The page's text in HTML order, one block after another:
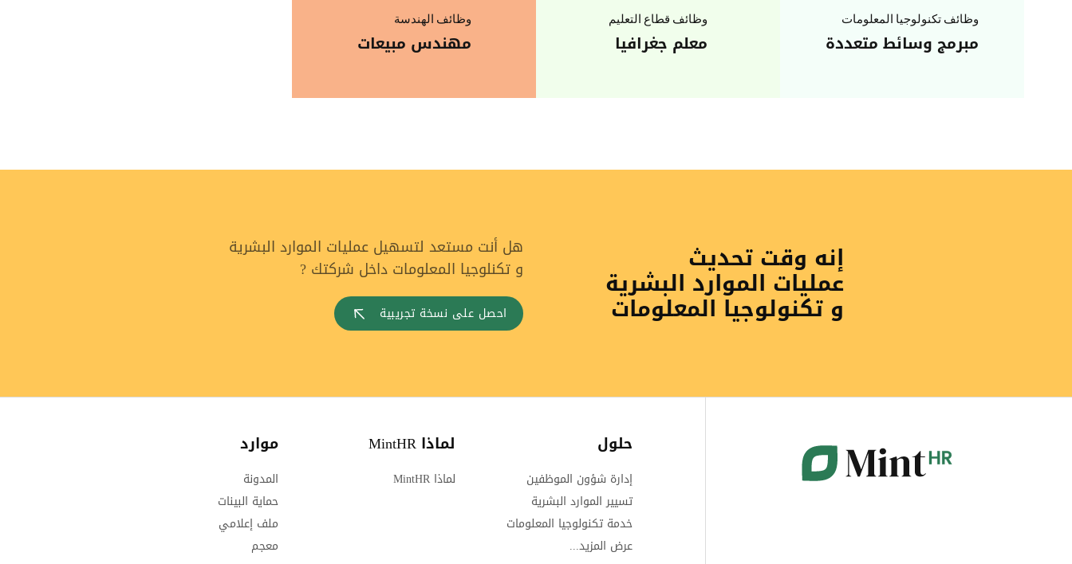
وظائف تكنولوجيا المعلومات
مبرمج وسائط متعددة
وظائف قطاع التعليم
معلم جغرافيا
وظائف الهندسة
مهندس مبيعات
إنه وقت تحديث
عمليات الموارد البشرية
و تكنولوجيا المعلومات
هل أنت مستعد لتسهيل عمليات الموارد البشرية
و تكنلوجيا المعلومات داخل شركتك ?
احصل على نسخة تجريبية
حلول
إدارة شؤون الموظفين
تسيير الموارد البشرية
خدمة تكنولوجيا المعلومات
عرض المزيد...
لماذا MintHR
لماذا MintHR
موارد
المدونة
حماية البينات
ملف إعلامي
معجم